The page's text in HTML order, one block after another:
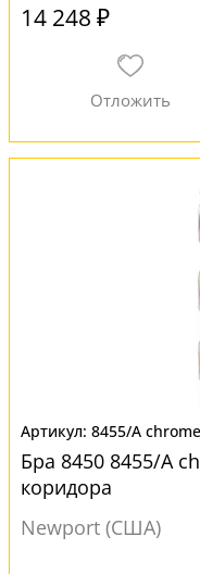
14 248 ₽
8455/A chrome
Бра 8450 8455/A
коридора
Newport (США)